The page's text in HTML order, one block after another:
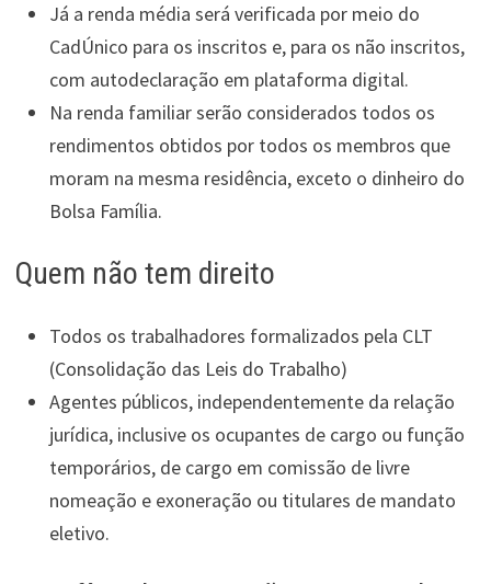
Já a renda média será verificada por meio do
CadÚnico para os inscritos e, para os não inscritos,
com autodeclaração em plataforma digital.
Na renda familiar serão considerados todos os
rendimentos obtidos por todos os membros que
moram na mesma residência, exceto o dinheiro do
Bolsa Família.
Quem não tem direito
Todos os trabalhadores formalizados pela CLT
(Consolidação das Leis do Trabalho)
Agentes públicos, independentemente da relação
jurídica, inclusive os ocupantes de cargo ou função
temporários, de cargo em comissão de livre
nomeação e exoneração ou titulares de mandato
eletivo.